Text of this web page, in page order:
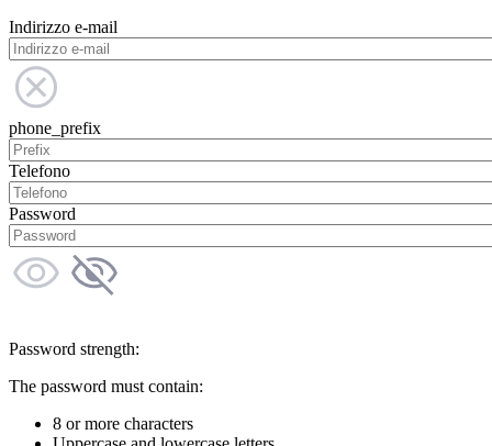
Indirizzo e-mail
phone_prefix
Telefono
Password
Password strength:
The password must contain:
8 or more characters